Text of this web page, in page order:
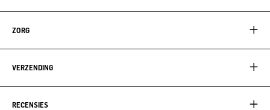
ZORG
VERZENDING
RECENSIES